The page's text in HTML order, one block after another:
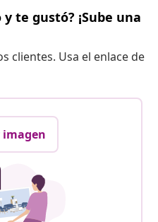
te gustó? ¡Sube una
clientes. Usa el enlace de
imagen